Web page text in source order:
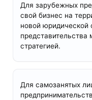
Для зарубежных
свой бизнес на
новой юридической
представительства
стратегией.
Для самозанятых